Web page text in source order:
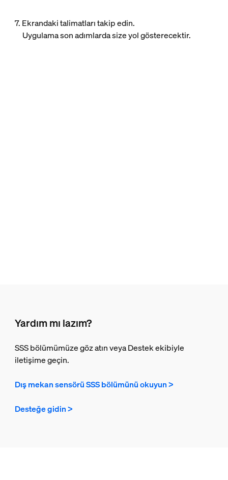
7. Ekrandaki talimatları takip edin.
Uygulama son adımlarda size yol gösterecektir.
Yardım mı lazım?
SSS bölümümüze göz atın veya Destek ekibiyle
iletişime geçin.
Dış mekan sensörü SSS bölümünü okuyun >
Desteğe gidin >